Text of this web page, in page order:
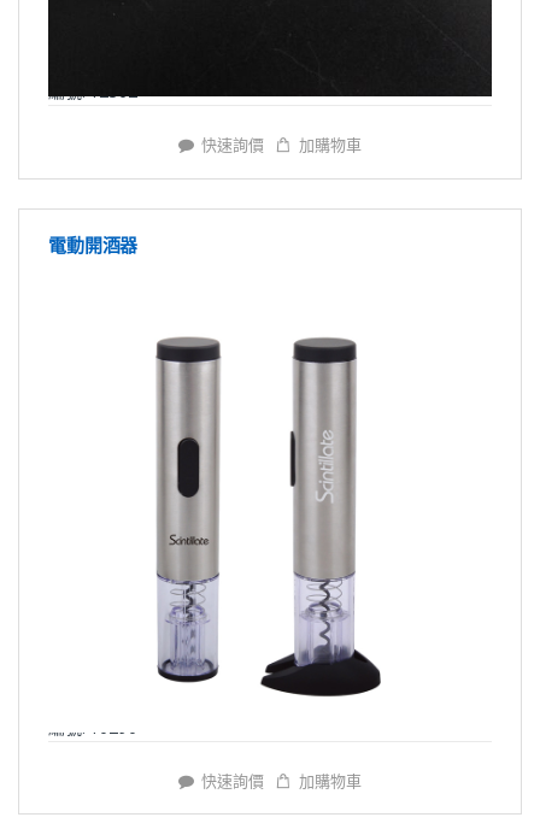
編號: Y2362
快速詢價 加購物車
電動開酒器
編號: Y0290
快速詢價 加購物車